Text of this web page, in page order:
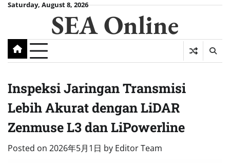
SkipSaturday, August 8, 2026
SEA Online
Inspeksi Jaringan Transmisi
Lebih Akurat dengan LiDAR
Zenmuse L3 dan LiPowerline
Posted on 2026年5月1日 by Editor Team